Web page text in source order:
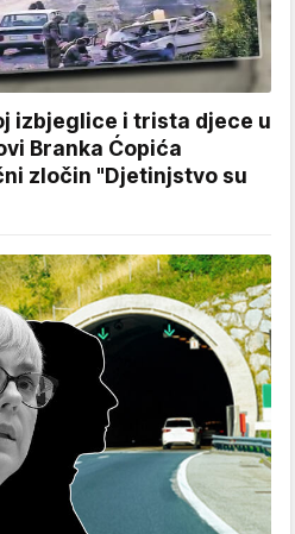
izbjeglice i trista djece u
Branka Ćopića
zločin "Djetinjstvo su